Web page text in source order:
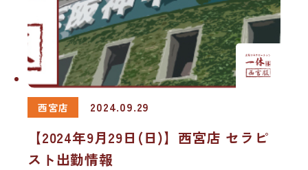
西宮店 2024.09.29
【2024年9月29日(日)】西宮店 セラピ
スト出勤情報